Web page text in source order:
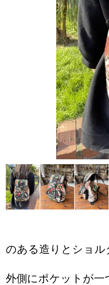
のある造りとショル
外側にポケットが